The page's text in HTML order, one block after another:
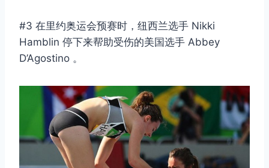
#3 在里约奥运会预赛时，纽西兰选手 Nikki
Hamblin 停下来帮助受伤的美国选手 Abbey
D’Agostino 。